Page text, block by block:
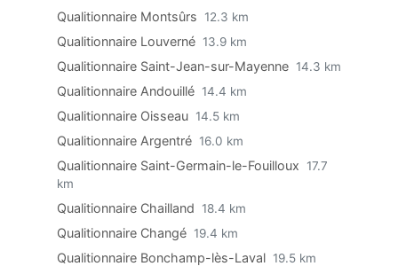
Qualitionnaire Montsûrs 12.3 km
Qualitionnaire Louverné 13.9 km
Qualitionnaire Saint-Jean-sur-Mayenne 14.3 km
Qualitionnaire Andouillé 14.4 km
Qualitionnaire Oisseau 14.5 km
Qualitionnaire Argentré 16.0 km
Qualitionnaire Saint-Germain-le-Fouilloux
17.7
km
Qualitionnaire Chailland 18.4 km
Qualitionnaire Changé 19.4 km
Qualitionnaire Bonchamp-lès-Laval 19.5 km